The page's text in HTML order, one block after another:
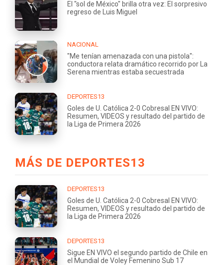
El "sol de México" brilla otra vez: El sorpresivo
regreso de Luis Miguel
NACIONAL
"Me tenían amenazada con una pistola":
conductora relata dramático recorrido por La
Serena mientras estaba secuestrada
DEPORTES13
Goles de U. Católica 2-0 Cobresal EN VIVO:
Resumen, VIDEOS y resultado del partido de
la Liga de Primera 2026
MÁS DE DEPORTES13
DEPORTES13
Goles de U. Católica 2-0 Cobresal EN VIVO:
Resumen, VIDEOS y resultado del partido de
la Liga de Primera 2026
DEPORTES13
Sigue EN VIVO el segundo partido de Chile en
el Mundial de Voley Femenino Sub 17